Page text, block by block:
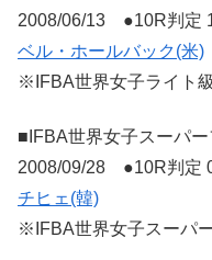
2008/06/13 ●10R判定
ベル・ホールバック(米)
※IFBA世界女子ライト
■IFBA世界女子スーパ
2008/09/28 ●10R判定
チヒェ(韓)
※IFBA世界女子スーパ